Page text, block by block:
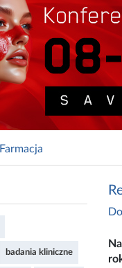
Farmacja
badania kliniczne